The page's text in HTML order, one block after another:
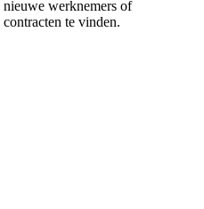
nieuwe werknemers of
contracten te vinden.